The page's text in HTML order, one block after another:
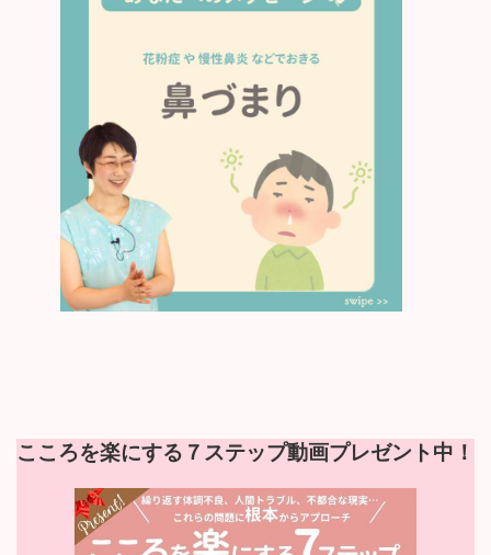
こころを楽にする７ステップ動画プレゼント中！